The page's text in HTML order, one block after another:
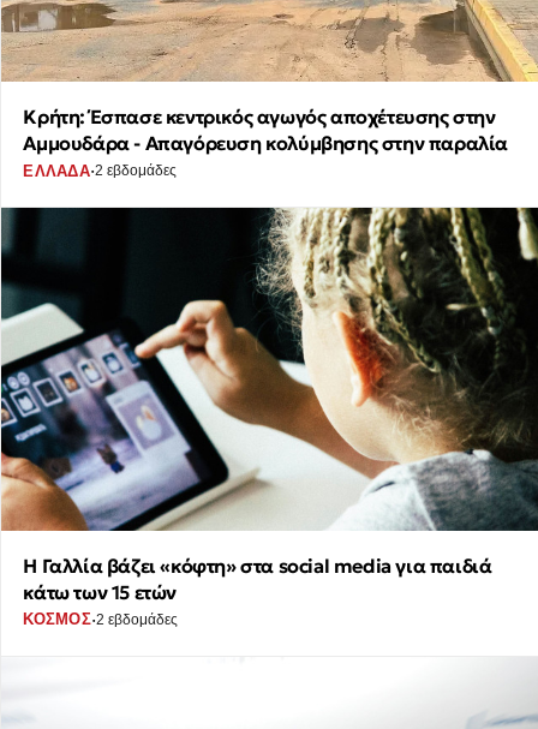
Κρήτη: Έσπασε κεντρικός αγωγός αποχέτευσης στην
Αμμουδάρα - Απαγόρευση κολύμβησης στην παραλία
ΕΛΛΑΔΑ·2 εβδομάδες
Η Γαλλία βάζει «κόφτη» στα social media για παιδιά
κάτω των 15 ετών
ΚΟΣΜΟΣ·2 εβδομάδες